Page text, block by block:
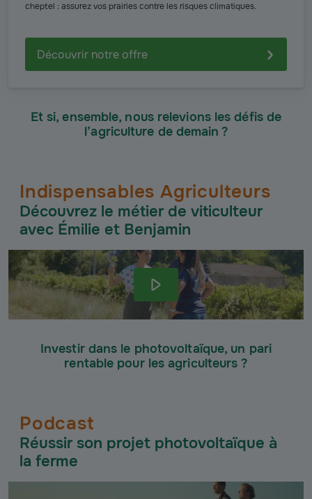
cheptel : assurez vos prairies contre les risques climatiques.
Découvrir notre offre
Et si, ensemble, nous relevions les défis de
l’agriculture de demain ?
Indispensables Agriculteurs
Découvrez le métier de viticulteur
avec Émilie et Benjamin
Investir dans le photovoltaïque, un pari
rentable pour les agriculteurs ?
Podcast
Réussir son projet photovoltaïque à
la ferme